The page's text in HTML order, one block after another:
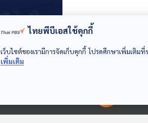
30:51
ไทยพีบีเอสใช้คุกกี้
เว็บไซต์ของเรามีการจัดเก็บคุกกี้ โปรดศึกษาเพิ่มเติม
เพิ่มเติม